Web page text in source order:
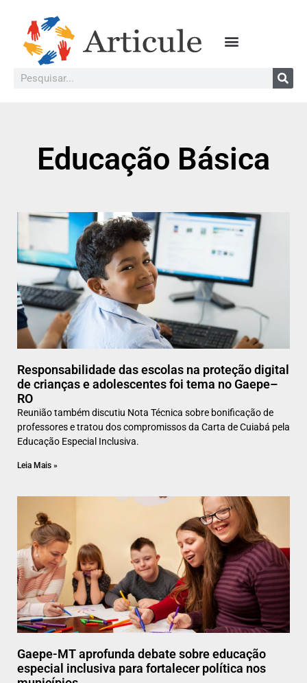
Educação Básica
Responsabilidade das escolas na proteção digital
de crianças e adolescentes foi tema no Gaepe–
RO
Reunião também discutiu Nota Técnica sobre bonificação de
professores e tratou dos compromissos da Carta de Cuiabá pela
Educação Especial Inclusiva.
Leia Mais »
Gaepe-MT aprofunda debate sobre educação
especial inclusiva para fortalecer política nos